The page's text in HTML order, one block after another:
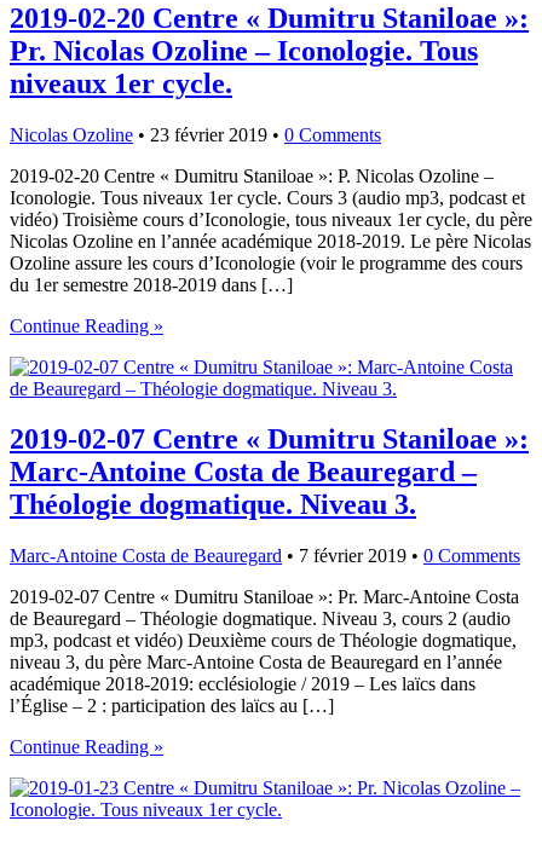
2019-02-20 Centre « Dumitru Staniloae »:
Pr. Nicolas Ozoline – Iconologie. Tous
niveaux 1er cycle.
Nicolas Ozoline • 23 février 2019 • 0 Comments
2019-02-20 Centre « Dumitru Staniloae »: P. Nicolas Ozoline –
Iconologie. Tous niveaux 1er cycle. Cours 3 (audio mp3, podcast et
vidéo) Troisième cours d’Iconologie, tous niveaux 1er cycle, du père
Nicolas Ozoline en l’année académique 2018-2019. Le père Nicolas
Ozoline assure les cours d’Iconologie (voir le programme des cours
du 1er semestre 2018-2019 dans […]
Continue Reading »
2019-02-07 Centre « Dumitru Staniloae »:
Marc-Antoine Costa de Beauregard –
Théologie dogmatique. Niveau 3.
Marc-Antoine Costa de Beauregard • 7 février 2019 • 0 Comments
2019-02-07 Centre « Dumitru Staniloae »: Pr. Marc-Antoine Costa
de Beauregard – Théologie dogmatique. Niveau 3, cours 2 (audio
mp3, podcast et vidéo) Deuxième cours de Théologie dogmatique,
niveau 3, du père Marc-Antoine Costa de Beauregard en l’année
académique 2018-2019: ecclésiologie / 2019 – Les laïcs dans
l’Église – 2 : participation des laïcs au […]
Continue Reading »